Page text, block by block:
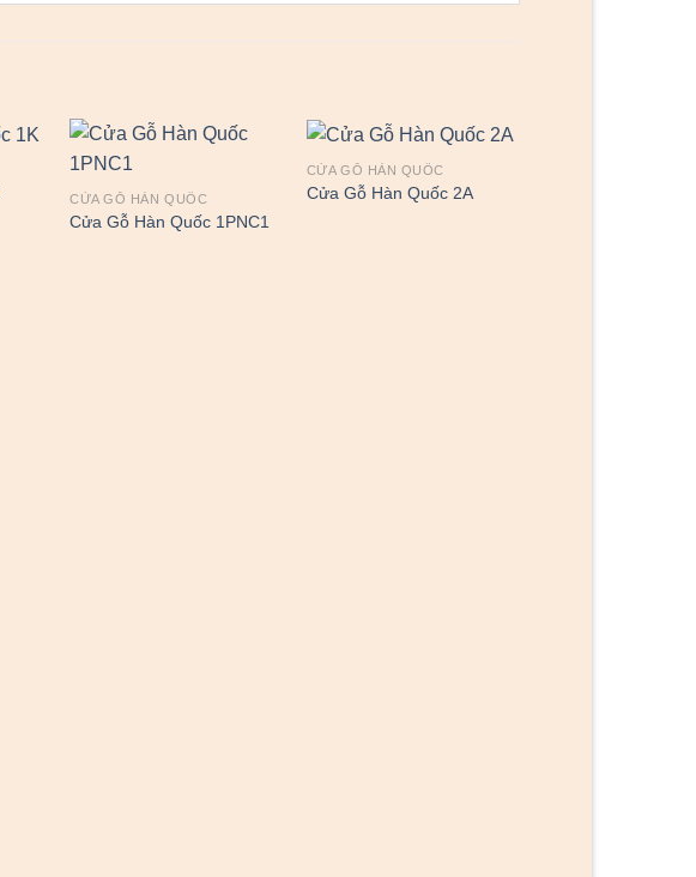
CỬA GỖ HÀN QUỐC
Cửa Gỗ Hàn Quốc 1PNC1
CỬA GỖ HÀN QUỐC
Cửa Gỗ Hàn Quốc 2A